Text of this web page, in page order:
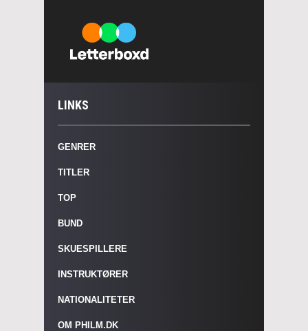
LINKS
GENRER
TITLER
TOP
BUND
SKUESPILLERE
INSTRUKTØRER
NATIONALITETER
OM PHILM.DK